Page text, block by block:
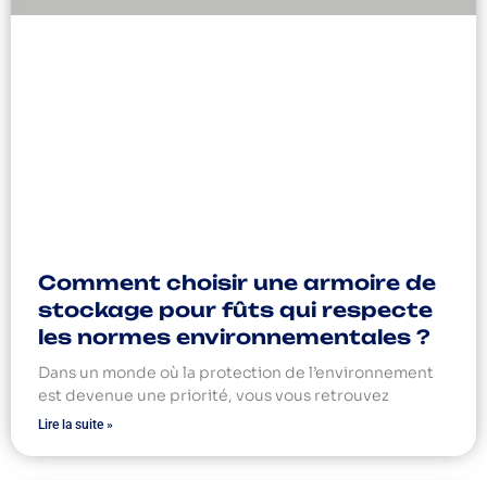
Comment choisir une armoire de
stockage pour fûts qui respecte
les normes environnementales ?
Dans un monde où la protection de l’environnement
est devenue une priorité, vous vous retrouvez
Lire la suite »